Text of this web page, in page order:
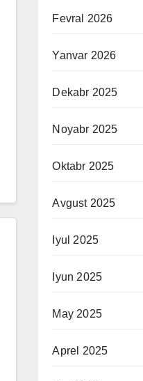
Fevral 2026
Yanvar 2026
Dekabr 2025
Noyabr 2025
Oktabr 2025
Avgust 2025
Iyul 2025
Iyun 2025
May 2025
Aprel 2025